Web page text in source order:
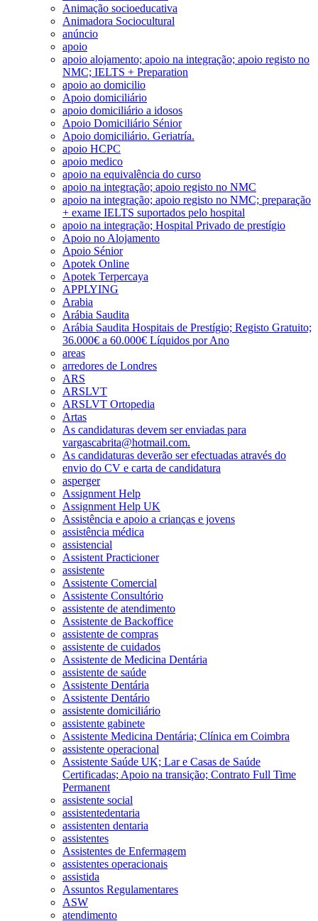
Animação socioeducativa
Animadora Sociocultural
anúncio
apoio
apoio alojamento; apoio na integração; apoio registo no
NMC; IELTS + Preparation
apoio ao domicilio
Apoio domiciliário
apoio domiciliário a idosos
Apoio Domiciliário Sénior
Apoio domiciliário. Geriatría.
apoio HCPC
apoio medico
apoio na equivalência do curso
apoio na integração; apoio registo no NMC
apoio na integração; apoio registo no NMC; preparação
+ exame IELTS suportados pelo hospital
apoio na integração; Hospital Privado de prestígio
Apoio no Alojamento
Apoio Sénior
Apotek Online
Apotek Terpercaya
APPLYING
Arabia
Arábia Saudita
Arábia Saudita Hospitais de Prestígio; Registo Gratuito;
36.000€ a 60.000€ Líquidos por Ano
areas
arredores de Londres
ARS
ARSLVT
ARSLVT Ortopedia
Artas
As candidaturas devem ser enviadas para
vargascabrita@hotmail.com.
As candidaturas deverão ser efectuadas através do
envio do CV e carta de candidatura
asperger
Assignment Help
Assignment Help UK
Assistência e apoio a crianças e jovens
assistência médica
assistencial
Assistent Practicioner
assistente
Assistente Comercial
Assistente Consultório
assistente de atendimento
Assistente de Backoffice
assistente de compras
assistente de cuidados
Assistente de Medicina Dentária
assistente de saúde
Assistente Dentária
Assistente Dentário
assistente domiciliário
assistente gabinete
Assistente Medicina Dentária; Clínica em Coimbra
assistente operacional
Assistente Saúde UK; Lar e Casas de Saúde
Certificadas; Apoio na transição; Contrato Full Time
Permanent
assistente social
assistentedentaria
assistenten dentaria
assistentes
Assistentes de Enfermagem
assistentes operacionais
assistida
Assuntos Regulamentares
ASW
atendimento